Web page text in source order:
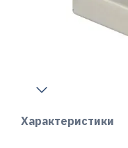
Характеристики